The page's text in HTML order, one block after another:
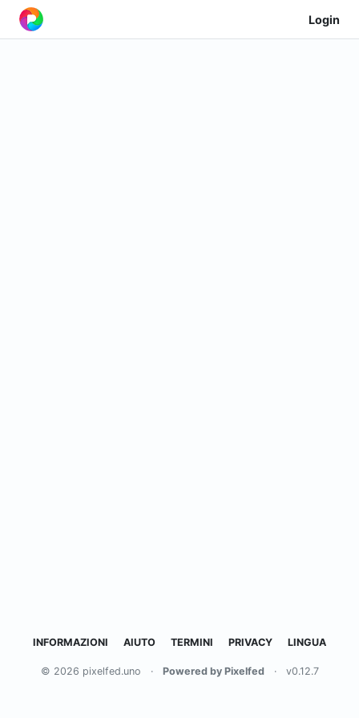
Login
INFORMAZIONI AIUTO TERMINI PRIVACY LINGUA
© 2026 pixelfed.uno · Powered by Pixelfed · v0.12.7